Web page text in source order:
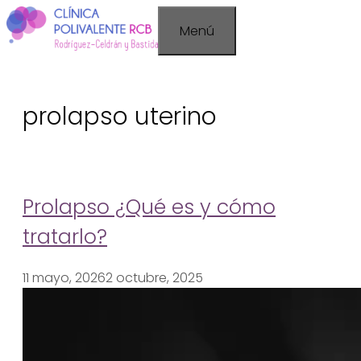
Saltar
al
contenido
Menú
prolapso uterino
Prolapso ¿Qué es y cómo
tratarlo?
11 mayo, 20262 octubre, 2025